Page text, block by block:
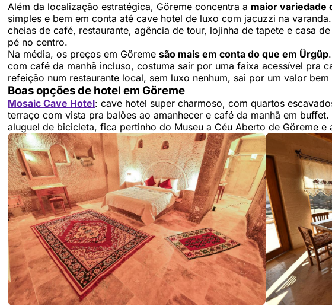
Além da localização estratégica, Göreme concentra a maior variedade
simples e bem em conta até cave hotel de luxo com jacuzzi na
cheias de café, restaurante, agência de tour, lojinha de tapete e casa
pé no centro.
Na média, os preços em Göreme são mais em conta do que em Ürgüp
com café da manhã incluso, costuma sair por uma faixa acessível pra
refeição num restaurante local, sem luxo nenhum, sai por um valor
Boas opções de hotel em Göreme
Mosaic Cave Hotel: cave hotel super charmoso, com quartos
terraço com vista pra balões ao amanhecer e café da manhã em
aluguel de bicicleta, fica pertinho do Museu a Céu Aberto de Göreme e